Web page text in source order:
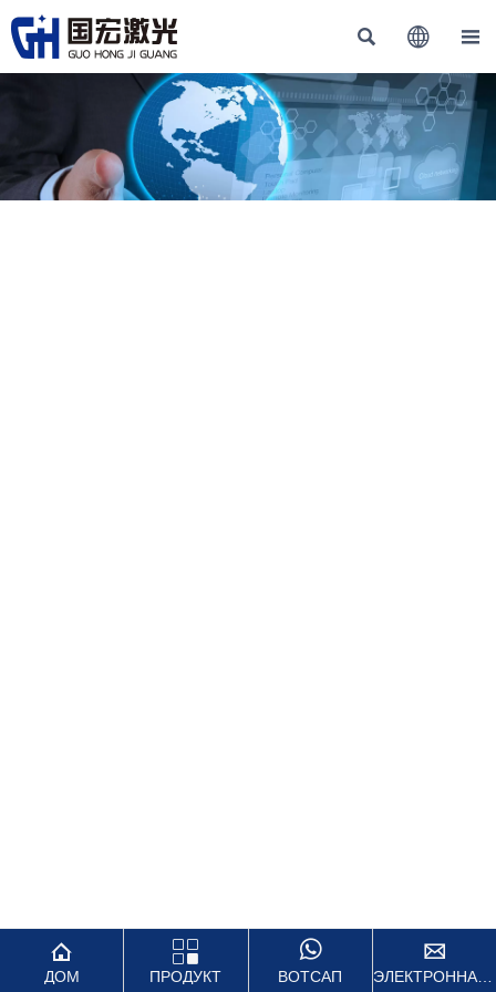
  

ДОМ

ПРОДУКТ

ВОТСАП

ЭЛЕКТРОННАЯ ПОЧТА